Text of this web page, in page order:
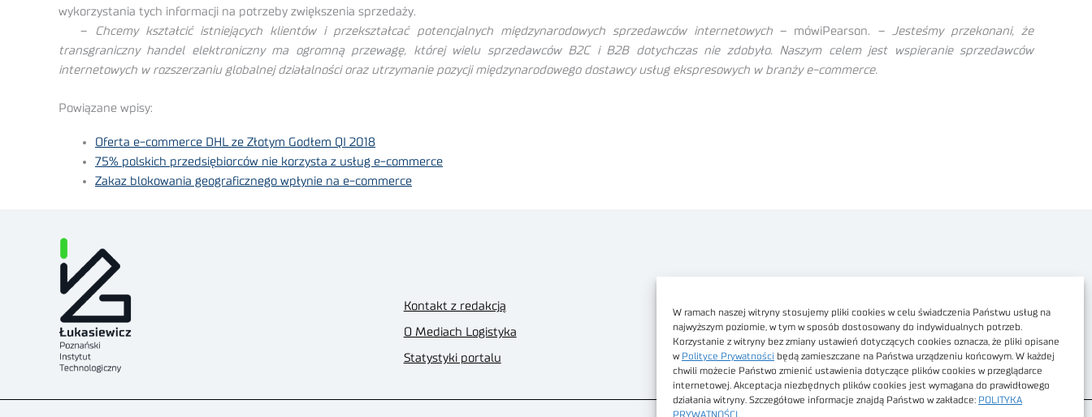
W ramach naszej witryny stosujemy pliki cookies w celu świadczenia Państwu usług na
najwyższym poziomie, w tym w sposób dostosowany do indywidualnych potrzeb.
Korzystanie z witryny bez zmiany ustawień dotyczących cookies oznacza, że pliki opisane
w Polityce Prywatności będą zamieszczane na Państwa urządzeniu końcowym. W każdej
chwili możecie Państwo zmienić ustawienia dotyczące plików cookies w przeglądarce
internetowej. Akceptacja niezbędnych plików cookies jest wymagana do prawidłowego
działania witryny. Szczegółowe informacje znajdą Państwo w zakładce: POLITYKA
PRYWATNOŚCI
wykorzystania tych informacji na potrzeby zwiększenia sprzedaży.
– Chcemy kształcić istniejących klientów i przekształcać potencjalnych międzynarodowych sprzedawców internetowych – mówiPearson. – Jesteśmy przekonani, że
transgraniczny handel elektroniczny ma ogromną przewagę, której wielu sprzedawców B2C i B2B dotychczas nie zdobyło. Naszym celem jest wspieranie sprzedawców
internetowych w rozszerzaniu globalnej działalności oraz utrzymanie pozycji międzynarodowego dostawcy usług ekspresowych w branży e-commerce.
Powiązane wpisy:
Oferta e-commerce DHL ze Złotym Godłem QI 2018
75% polskich przedsiębiorców nie korzysta z usług e-commerce
Zakaz blokowania geograficznego wpłynie na e-commerce
Kontakt z redakcją
O Mediach Logistyka
Statystyki portalu
Dostępność cyfrowa
Regulamin Portalu
Regulamin sklepu